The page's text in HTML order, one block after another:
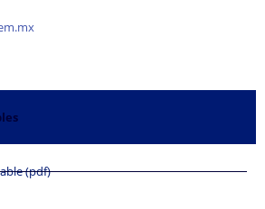
(pdf)